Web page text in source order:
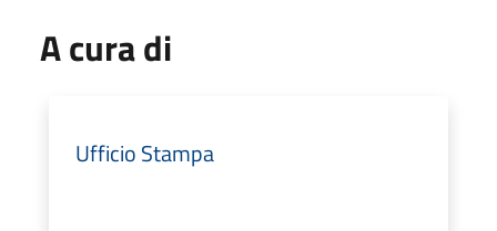
A cura di
Ufficio Stampa